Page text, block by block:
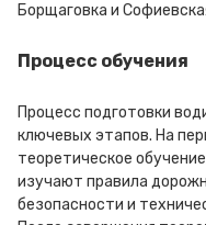
Борщаговка и
Процесс обучения
Процесс подготовки
ключевых этапов. На
теоретическое
изучают правила
безопасности и